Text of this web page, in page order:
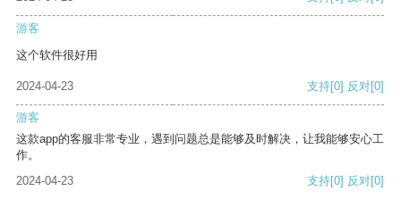
游客
这个软件很好用
2024-04-23 支持[0] 反对[0]
游客
这款app的客服非常专业，遇到问题总是能够及时解决，让我能够安心工
作。
2024-04-23
支持[0] 反对[0]